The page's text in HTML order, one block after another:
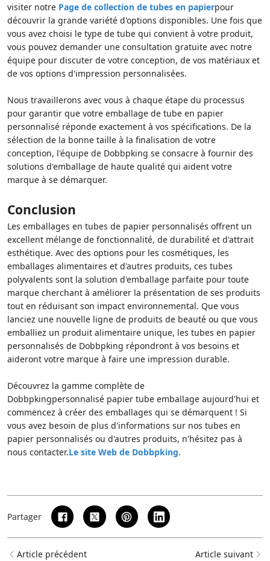
visiter notre Page de collection de tubes en papierpour
découvrir la grande variété d'options disponibles. Une fois que
vous avez choisi le type de tube qui convient à votre produit,
vous pouvez demander une consultation gratuite avec notre
équipe pour discuter de votre conception, de vos matériaux et
de vos options d'impression personnalisées.
Nous travaillerons avec vous à chaque étape du processus
pour garantir que votre emballage de tube en papier
personnalisé réponde exactement à vos spécifications. De la
sélection de la bonne taille à la finalisation de votre
conception, l'équipe de Dobbpking se consacre à fournir des
solutions d'emballage de haute qualité qui aident votre
marque à se démarquer.
Conclusion
Les emballages en tubes de papier personnalisés offrent un
excellent mélange de fonctionnalité, de durabilité et d'attrait
esthétique. Avec des options pour les cosmétiques, les
emballages alimentaires et d'autres produits, ces tubes
polyvalents sont la solution d'emballage parfaite pour toute
marque cherchant à améliorer la présentation de ses produits
tout en réduisant son impact environnemental. Que vous
lanciez une nouvelle ligne de produits de beauté ou que vous
emballiez un produit alimentaire unique, les tubes en papier
personnalisés de Dobbpking répondront à vos besoins et
aideront votre marque à faire une impression durable.
Découvrez la gamme complète de
Dobbpkingpersonnalisé papier tube emballage aujourd'hui et
commencez à créer des emballages qui se démarquent ! Si
vous avez besoin de plus d'informations sur nos tubes en
papier personnalisés ou d'autres produits, n'hésitez pas à
nous contacter.Le site Web de Dobbpking.
Partager
Article précédent Article suivant